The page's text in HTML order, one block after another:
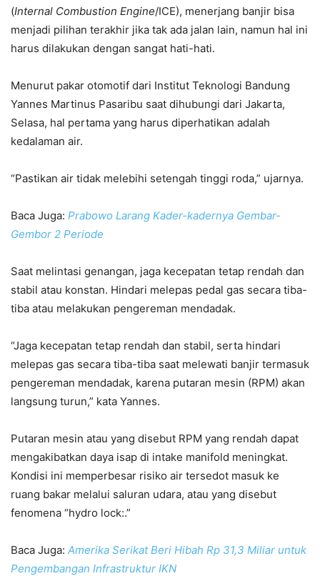
(Internal Combustion Engine/ICE), menerjang banjir bisa
menjadi pilihan terakhir jika tak ada jalan lain, namun hal ini
harus dilakukan dengan sangat hati-hati.
Menurut pakar otomotif dari Institut Teknologi Bandung
Yannes Martinus Pasaribu saat dihubungi dari Jakarta,
Selasa, hal pertama yang harus diperhatikan adalah
kedalaman air.
“Pastikan air tidak melebihi setengah tinggi roda,” ujarnya.
Baca Juga: Prabowo Larang Kader-kadernya Gembar-
Gembor 2 Periode
Saat melintasi genangan, jaga kecepatan tetap rendah dan
stabil atau konstan. Hindari melepas pedal gas secara tiba-
tiba atau melakukan pengereman mendadak.
“Jaga kecepatan tetap rendah dan stabil, serta hindari
melepas gas secara tiba-tiba saat melewati banjir termasuk
pengereman mendadak, karena putaran mesin (RPM) akan
langsung turun,” kata Yannes.
Putaran mesin atau yang disebut RPM yang rendah dapat
mengakibatkan daya isap di intake manifold meningkat.
Kondisi ini memperbesar risiko air tersedot masuk ke
ruang bakar melalui saluran udara, atau yang disebut
fenomena “hydro lock:.”
Baca Juga: Amerika Serikat Beri Hibah Rp 31,3 Miliar untuk
Pengembangan Infrastruktur IKN